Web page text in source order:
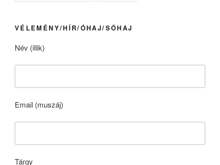
VÉLEMÉNY/HÍR/ÓHAJ/SÓHAJ
Név (illik)
Email (muszáj)
Tárgy